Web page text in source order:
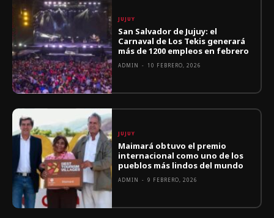
JUJUY
San Salvador de Jujuy: el
Carnaval de Los Tekis generará
más de 1200 empleos en febrero
ADMIN - 10 FEBRERO, 2026
JUJUY
Maimará obtuvo el premio
internacional como uno de los
pueblos más lindos del mundo
ADMIN - 9 FEBRERO, 2026